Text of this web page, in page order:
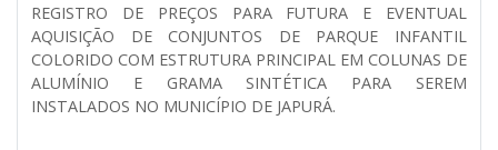
REGISTRO DE PREÇOS PARA FUTURA E EVENTUAL
AQUISIÇÃO DE CONJUNTOS DE PARQUE INFANTIL
COLORIDO COM ESTRUTURA PRINCIPAL EM COLUNAS DE
ALUMÍNIO E GRAMA SINTÉTICA PARA SEREM
INSTALADOS NO MUNICÍPIO DE JAPURÁ.